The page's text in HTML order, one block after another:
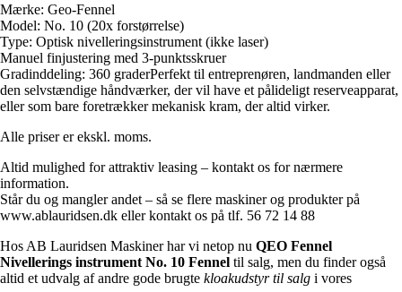
Mærke: Geo-Fennel
Model: No. 10 (20x forstørrelse)
Type: Optisk nivelleringsinstrument (ikke laser)
Manuel finjustering med 3-punktsskruer
Gradinddeling: 360 graderPerfekt til entreprenøren, landmanden eller
den selvstændige håndværker, der vil have et pålideligt reserveapparat,
eller som bare foretrækker mekanisk kram, der altid virker.
Alle priser er ekskl. moms.
Altid mulighed for attraktiv leasing – kontakt os for nærmere
information.
Står du og mangler andet – så se flere maskiner og produkter på
www.ablauridsen.dk eller kontakt os på tlf. 56 72 14 88
Hos AB Lauridsen Maskiner har vi netop nu QEO Fennel
Nivellerings instrument No. 10 Fennel til salg, men du finder også
altid et udvalg af andre gode brugte kloakudstyr til salg i vores